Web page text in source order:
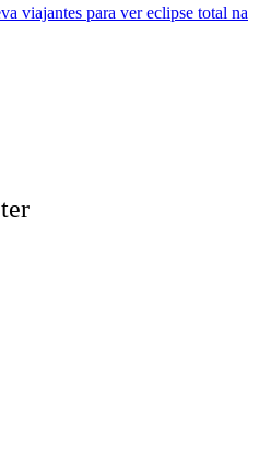
viajantes para ver eclipse total na